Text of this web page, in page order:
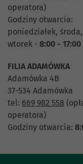
operatora)
Godziny otwarcia:
poniedziałek,
wtorek - 8:00 - 17:00
FILIA ADAMÓWKA
Adamówka 4B
37-534 Adamówka
tel: 669 982 558
operatora)
Godziny otwarcia: